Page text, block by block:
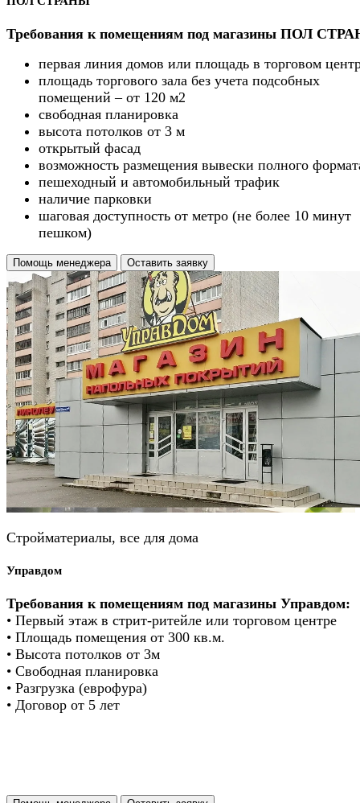
Требования к помещениям под магазины ПОЛ
первая линия домов или площадь в торговом
площадь торгового зала без учета подсобных
помещений – от 120 м2
свободная планировка
высота потолков от 3 м
открытый фасад
возможность размещения вывески полного
пешеходный и автомобильный трафик
наличие парковки
шаговая доступность от метро (не более 10 минут
пешком)
Помощь менеджера Оставить заявку
Стройматериалы, все для дома
Управдом
Требования к помещениям под магазины Управдом:
• Первый этаж в стрит-ритейле или торговом центре
• Площадь помещения от 300 кв.м.
• Высота потолков от 3м
• Свободная планировка
• Разгрузка (еврофура)
• Договор от 5 лет